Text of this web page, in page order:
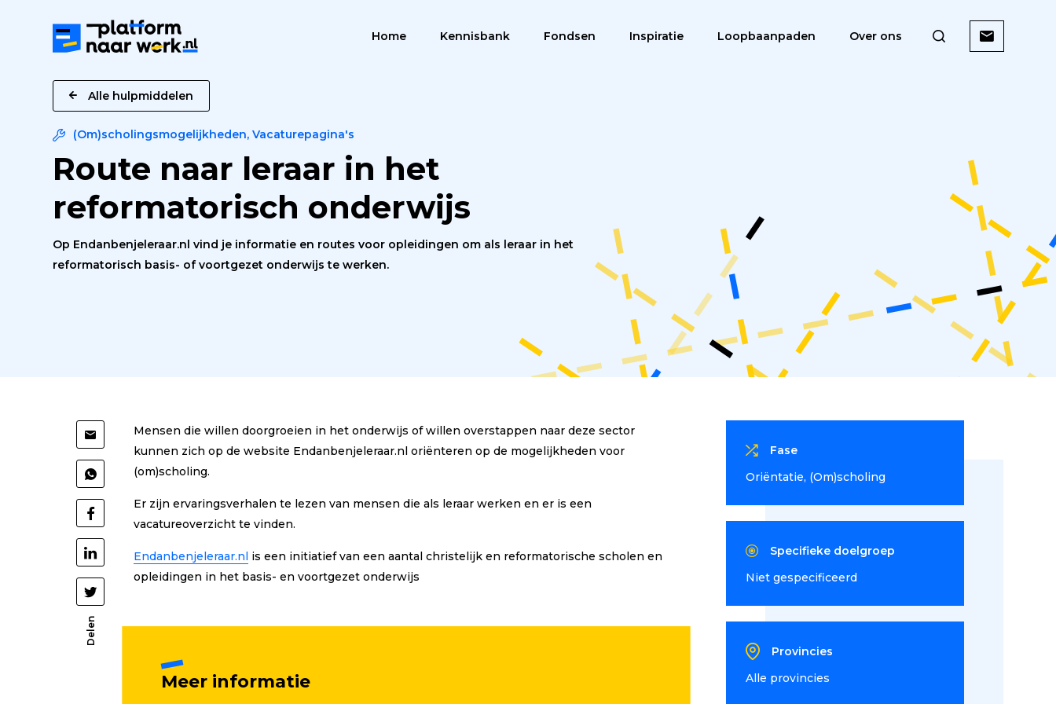
Home Kennisbank Fondsen Inspiratie Loopbaanpaden Over ons
Alle hulpmiddelen
(Om)scholingsmogelijkheden, Vacaturepagina's
Route naar leraar in het
reformatorisch onderwijs
Op Endanbenjeleraar.nl vind je informatie en routes voor opleidingen om als leraar in het
reformatorisch basis- of voortgezet onderwijs te werken.
Deel
via
Mail
Deel
via
WhatsApp
Deel
op
Facebook
Deel
op
LinkedIn
Deel
op
Twitter
Delen
Mensen die willen doorgroeien in het onderwijs of willen overstappen naar deze sector
kunnen zich op de website Endanbenjeleraar.nl oriënteren op de mogelijkheden voor
(om)scholing.
Er zijn ervaringsverhalen te lezen van mensen die als leraar werken en er is een
vacatureoverzicht te vinden.
Endanbenjeleraar.nl is een initiatief van een aantal christelijk en reformatorische scholen en
opleidingen in het basis- en voortgezet onderwijs
Meer informatie
Fase
Oriëntatie (Om)scholing
Specifieke doelgroep
Niet gespecificeerd
Provincies
Alle provincies